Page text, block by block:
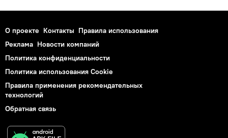
О проекте Контакты Правила использования
Реклама Новости компаний
Политика конфиденциальности
Политика использования Cookie
Правила применения рекомендательных
технологий
Обратная связь